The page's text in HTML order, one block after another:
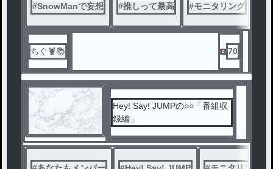
#SnowManで妄想 #推しって最高 #モニタリング
ちぐ🦞📚 70
Hey! Say! JUMPの○○「番組収
録編」